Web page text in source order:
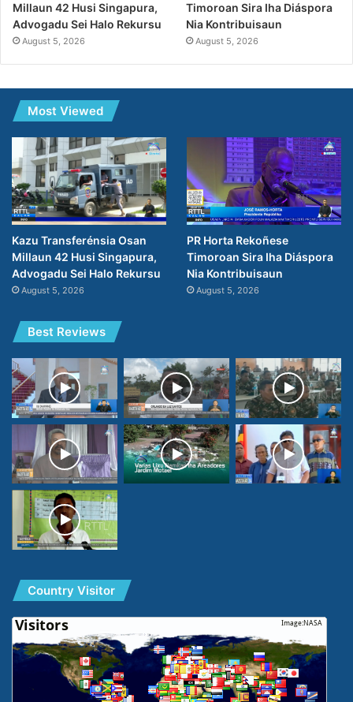
Millaun 42 Husi Singapura,
Advogadu Sei Halo Rekursu
August 5, 2026
Timoroan Sira Iha Diáspora
Nia Kontribuisaun
August 5, 2026
Most Viewed
Kazu Transferénsia Osan
Millaun 42 Husi Singapura,
Advogadu Sei Halo Rekursu
August 5, 2026
PR Horta Rekoñese
Timoroan Sira Iha Diáspora
Nia Kontribuisaun
August 5, 2026
Best Reviews
Country Visitor